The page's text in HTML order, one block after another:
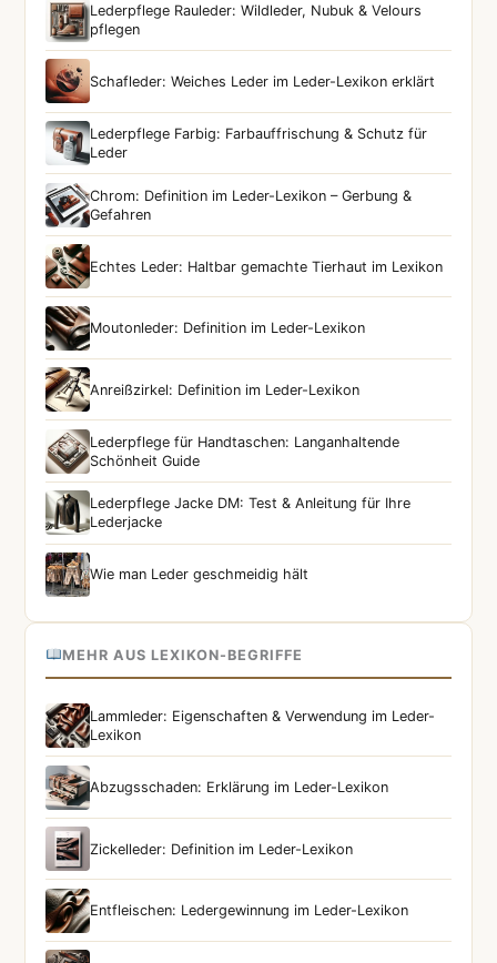
Lederpflege Rauleder: Wildleder, Nubuk & Velours
pflegen
Schafleder: Weiches Leder im Leder-Lexikon erklärt
Lederpflege Farbig: Farbauffrischung & Schutz für
Leder
Chrom: Definition im Leder-Lexikon – Gerbung &
Gefahren
Echtes Leder: Haltbar gemachte Tierhaut im Lexikon
Moutonleder: Definition im Leder-Lexikon
Anreißzirkel: Definition im Leder-Lexikon
Lederpflege für Handtaschen: Langanhaltende
Schönheit Guide
Lederpflege Jacke DM: Test & Anleitung für Ihre
Lederjacke
Wie man Leder geschmeidig hält
MEHR AUS LEXIKON-BEGRIFFE
Lammleder: Eigenschaften & Verwendung im Leder-
Lexikon
Abzugsschaden: Erklärung im Leder-Lexikon
Zickelleder: Definition im Leder-Lexikon
Entfleischen: Ledergewinnung im Leder-Lexikon